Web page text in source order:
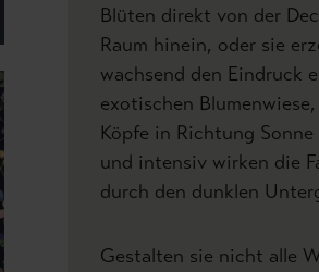
Blüten direkt von der
Raum hinein, oder sie
wachsend den Eindruck
exotischen
Köpfe in Richtung
und intensiv wirken die
durch den dunklen
Gestalten sie nicht alle